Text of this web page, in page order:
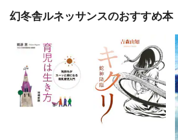
幻冬舎ルネッサンスのおすすめ本